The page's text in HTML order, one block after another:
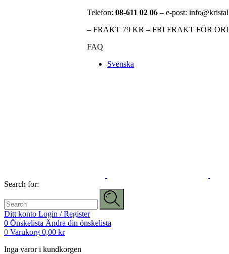
Telefon: 08-611 02 06 – e-post:
– FRAKT 79 KR – FRI FRAKT FÖR
FAQ
Svenska
Search for:
Ditt konto Login / Register
0 Önskelista Ändra din önskelista
0 Varukorg 0,00 kr
Inga varor i kundkorgen